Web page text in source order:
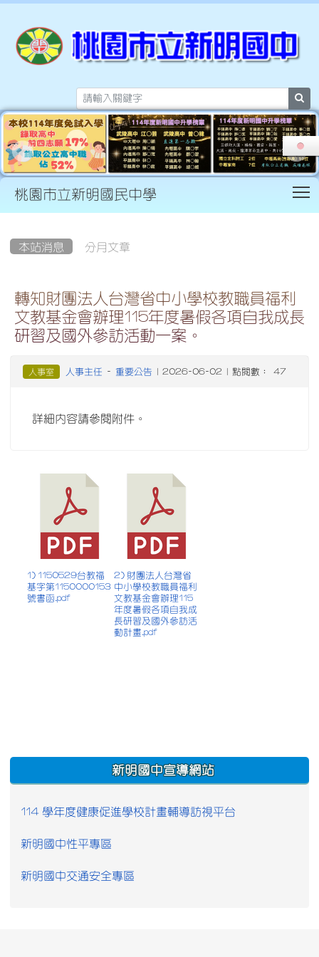
桃園市立新明國民中學
本站消息 分月文章
轉知財團法人台灣省中小學校教職員福利
文教基金會辦理115年度暑假各項自我成長
研習及國外參訪活動一案。
人事室 人事主任 - 重要公告 | 2026-06-02 | 點閱數： 47
詳細內容請參閱附件。
1) 1150529台教福
基字第1150000153
號書函.pdf
2) 財團法人台灣省
中小學校教職員福利
文教基金會辦理115
年度暑假各項自我成
長研習及國外參訪活
動計畫.pdf
:::
新明國中宣導網站
114 學年度健康促進學校計畫輔導訪視平台
新明國中性平專區
新明國中交通安全專區